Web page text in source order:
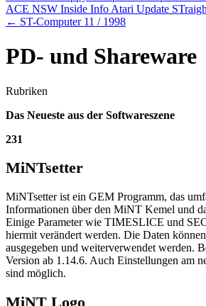
ACE NSW Inside Info Atari Update
← ST-Computer 11 / 1998
PD- und Shareware
Rubriken
Das Neueste aus der Softwareszene
231
MiNTsetter
MiNTsetter ist ein GEM Programm, das
Informationen über den MiNT Kemel und
Einige Parameter wie TIMESLICE und
hiermit verändert werden. Die Daten
ausgegeben und weiterverwendet werden.
Version ab 1.14.6. Auch Einstellungen am
sind möglich.
MiNT Logo